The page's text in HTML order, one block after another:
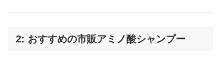
2: おすすめの市販アミノ酸シャンプー